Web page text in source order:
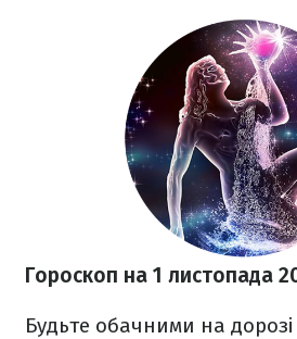
Гороскоп на 1 листопада
Будьте обачними на